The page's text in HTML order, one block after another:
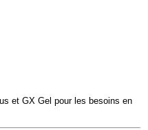
et GX Gel pour les besoins en